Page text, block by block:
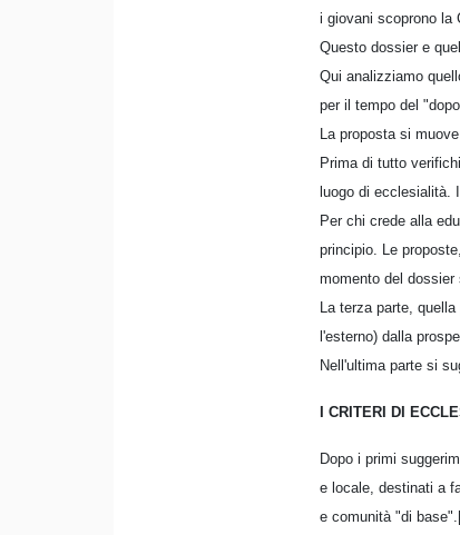
i giovani scoprono la
Questo dossier e
Qui analizziamo
per il tempo del
La proposta si
Prima di tutto
luogo di ecclesialità.
Per chi crede alla
principio. Le
momento del dossier
La terza parte,
l'esterno) dalla
Nell'ultima parte si
I CRITERI DI
Dopo i primi
e locale, destinati a
e comunità "di